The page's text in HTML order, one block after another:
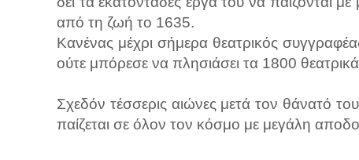
από τη ζωή το 1635.
Κανένας μέχρι σήμερα θεατρικός
ούτε μπόρεσε να πλησιάσει τα 1800
Σχεδόν τέσσερις αιώνες μετά τον θάνατό
παίζεται σε όλον τον κόσμο με μεγάλη